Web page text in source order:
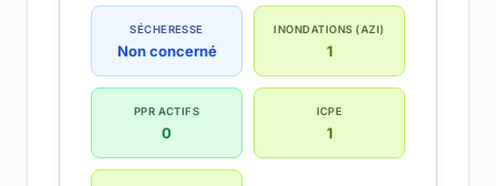
SÉCHERESSE
Non concerné
INONDATIONS (AZI)
1
PPR ACTIFS
0
ICPE
1